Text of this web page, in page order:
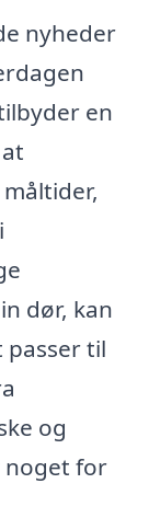
nyheder
en
dør, kan
passer til
og
noget for